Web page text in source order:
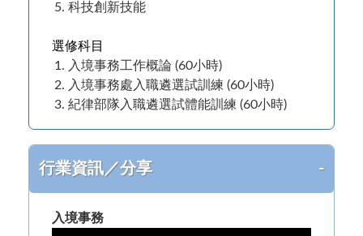
科技創新技能
選修科目
入境事務工作概論 (60小時)
入境事務處入職遴選試訓練 (60小時)
紀律部隊入職遴選試體能訓練 (60小時)
行業資訊／分享
入境事務